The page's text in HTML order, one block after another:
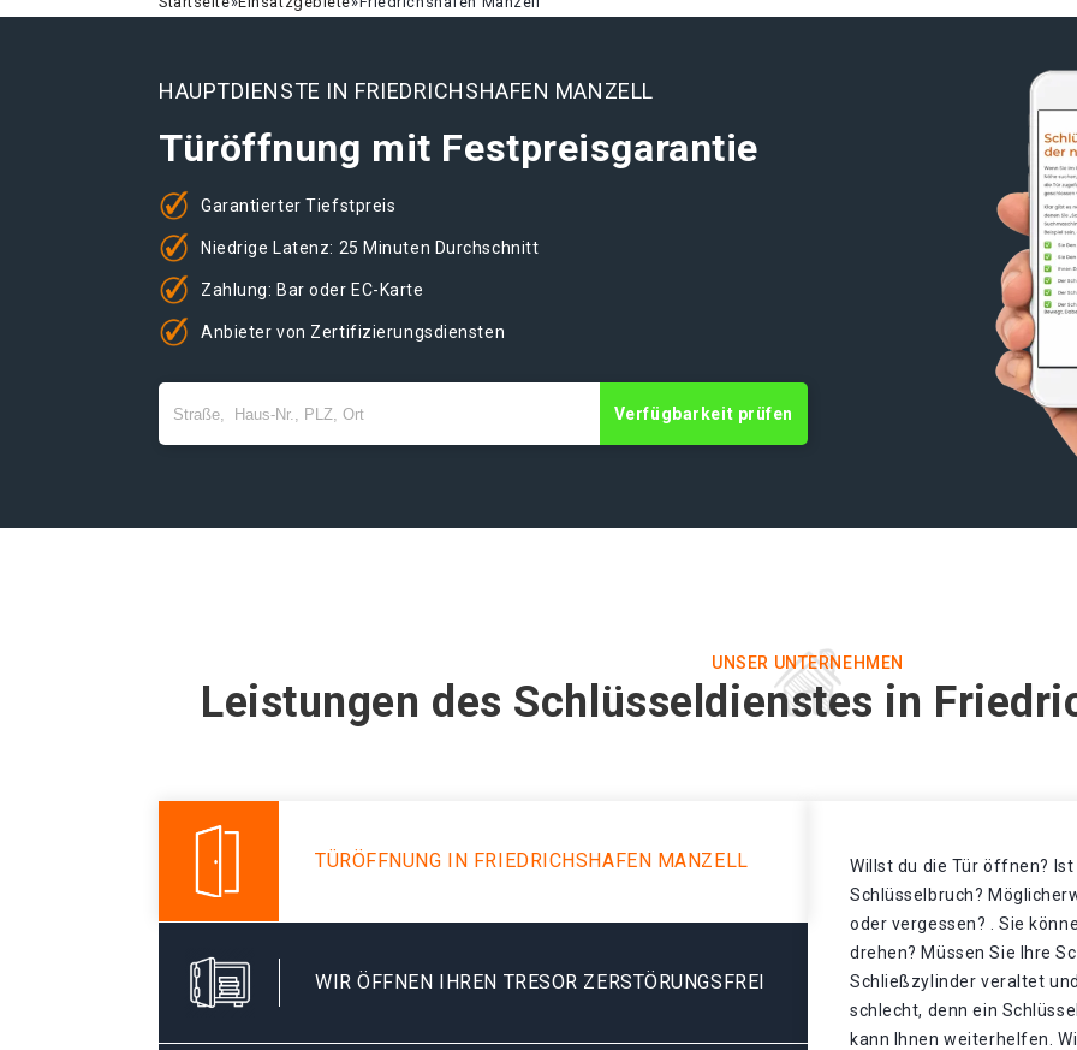
HAUPTDIENSTE IN FRIEDRICHSHAFEN MANZELL
Türöffnung mit Festpreisgarantie
Garantierter Tiefstpreis
Niedrige Latenz: 25 Minuten Durchschnitt
Zahlung: Bar oder EC-Karte
Anbieter von Zertifizierungsdiensten
Verfügbarkeit prüfen
UNSER UNTERNEHMEN
Leistungen des Schlüsseldienstes in
TÜRÖFFNUNG IN FRIEDRICHSHAFEN MANZELL
WIR ÖFFNEN IHREN TRESOR ZERSTÖRUNGSFREI
Willst du die Tür öffnen?
Schlüsselbruch?
oder vergessen? . Sie
drehen? Müssen Sie Ihre
Schließzylinder veraltet
schlecht, denn ein
kann Ihnen weiterhelfen.